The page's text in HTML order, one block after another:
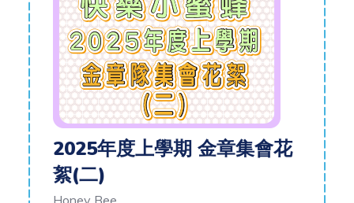
2025年度上學期 金章集會花
絮(二)
Honey Bee